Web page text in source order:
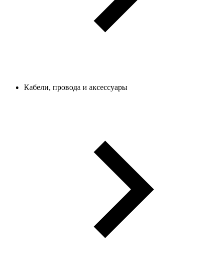
Кабели, провода и аксессуары